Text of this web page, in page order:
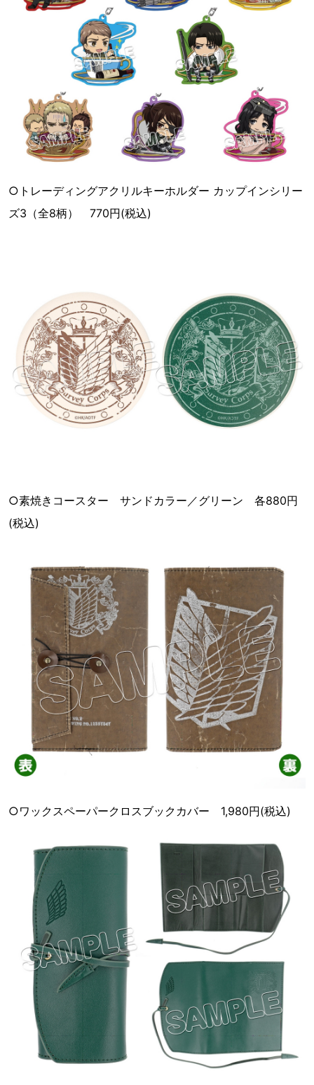
○トレーディングアクリルキーホルダー カップインシリー
ズ3（全8柄） 770円(税込)
○素焼きコースター サンドカラー／グリーン 各880円
(税込)
○ワックスペーパークロスブックカバー 1,980円(税込)